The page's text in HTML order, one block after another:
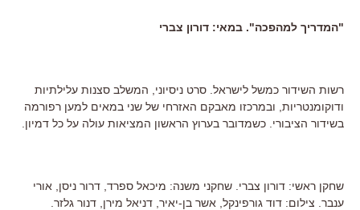
"המדריך למהפכה". במאי: דורון צברי
רשות השידור כמשל לישראל. סרט ניסיוני, המשלב סצנות עלילתיות
ודוקומנטריות, ובמרכזו מאבקם האזרחי של שני במאים למען רפורמה
בשידור הציבורי. כשמדובר בערוץ הראשון המציאות עולה על כל דמיון.
שחקן ראשי: דורון צברי. שחקני משנה: מיכאל ספרד, דרור ניסן, אורי
ענבר. צילום: דוד גורפינקל, אשר בן-יאיר, דניאל מירן, דנור גלזר.